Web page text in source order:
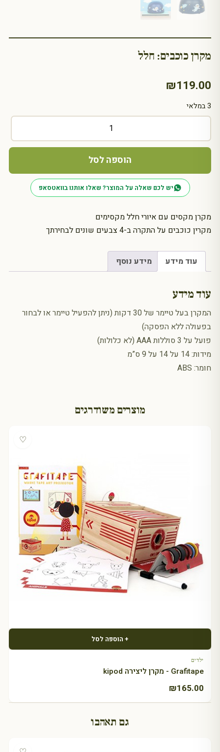
מקרן כוכבים: חלל
₪119.00
מקרן מקסים עם איורי חלל מקסימים
מקרין כוכבים על התקרה ב-4 צבעים שונים לבחירתך
3 במלאי
כמות
מקרן
חלל
הוספה לסל
יש לכם שאלה על המוצר? שאלו אותנו בוואטסאפ
עוד מידע מידע נוסף
עוד מידע
המקרן בעל טיימר של 30 דקות (ניתן להפעיל טיימר או לבחור
בפעולה ללא הפסקה)
פועל על 3 סוללות AAA (לא כלולות)
מידות: 14 על 14 על 9 ס”מ
חומר: ABS
מוצרים משודרגים
♡
+ הוספה לסל
ילדים
Grafitape - מקרן ליצירה kipod
₪165.00
גם תאהבו